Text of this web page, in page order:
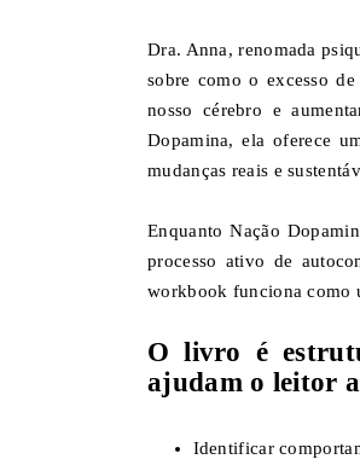
Dra. Anna, renomada
sobre como o excesso
nosso cérebro e
Dopamina, ela oferece
mudanças reais e
Enquanto Nação
processo ativo de
workbook funciona como
O livro é
ajudam o leitor
Identificar